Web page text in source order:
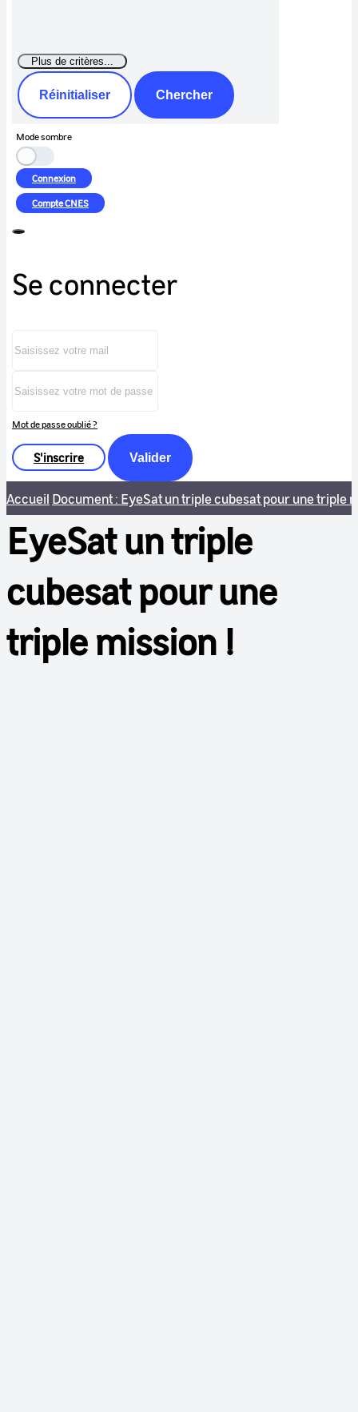
Réinitialiser Chercher
Mode sombre
Connexion
CompteCNES
Se connecter
Mot de passe oublié ?
S'inscrire Valider
Accueil Document : EyeSat un triple cubesat pour une triple
EyeSat un triple
cubesat pour une
triple mission !